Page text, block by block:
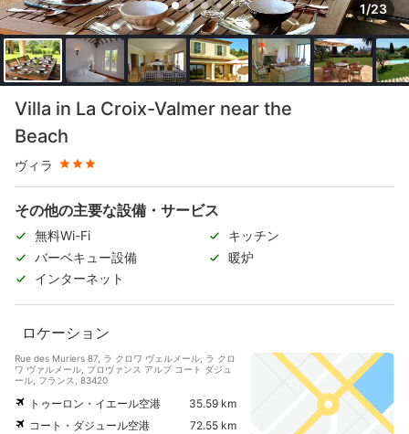
1/23
Villa in La Croix-Valmer near the
Beach
ヴィラ
星評価 3つ星
その他の主要な設備・サービス
無料Wi-Fi
キッチン
バーベキュー設備
暖炉
インターネット
ロケーション
Rue des Muriers 87, ラ クロワ ヴェルメール, ラ クロ
ワ ヴァルメール, プロヴァンス アルプ コート ダジュ
ール, フランス, 83420
トゥーロン・イエール空港
35.59 km
コート・ダジュール空港
72.55 km